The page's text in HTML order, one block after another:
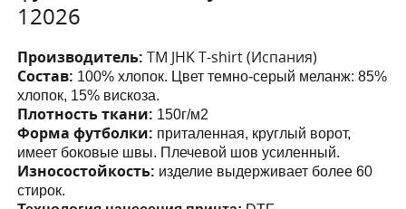
12026
Производитель:ТМ JHK T-shirt (Испания)
Состав: 100% хлопок. Цвет темно-серый меланж: 85%
хлопок, 15% вискоза.
Плотность ткани: 150г/м2
Форма футболки: приталенная, круглый ворот,
имеет боковые швы. Плечевой шов усиленный.
Износостойкость: изделие выдерживает более 60
стирок.